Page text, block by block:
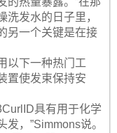
发水的日子里，
另一个关键是在接
以下一种热门工
置使发束保持安
具有用于化学
，”Simmons说。